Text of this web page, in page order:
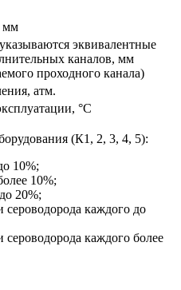
мм
эквивалентные
каналов, мм
проходного канала)
атм.
°С
(К1, 2, 3, 4, 5):
10%;
10%;
20%;
сероводорода каждого до
сероводорода каждого более